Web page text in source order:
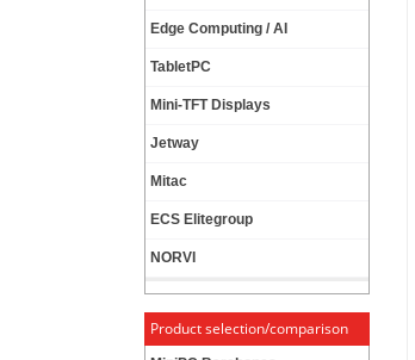
Edge Computing / AI
TabletPC
Mini-TFT Displays
Jetway
Mitac
ECS Elitegroup
NORVI
Product selection/comparison